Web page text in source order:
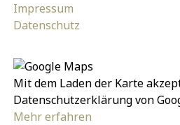
Impressum
Datenschutz
Mit dem Laden der Karte
Datenschutzerklärung von
Mehr erfahren